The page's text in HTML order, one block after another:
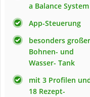
a Balance System
App-Steuerung
besonders großer
Bohnen- und
Wasser- Tank
mit 3 Profilen
18 Rezept-